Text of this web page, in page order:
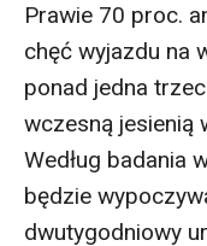
Prawie 70 proc.
chęć wyjazdu na
ponad jedna
wczesną jesienią
Według badania
będzie
dwutygodniowy